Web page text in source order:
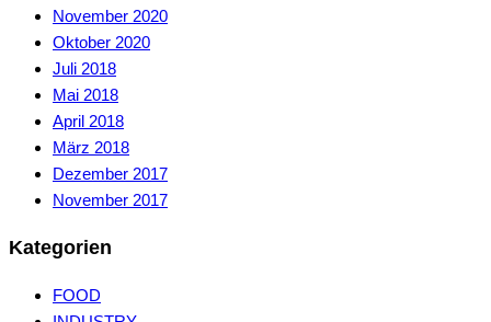
November 2020
Oktober 2020
Juli 2018
Mai 2018
April 2018
März 2018
Dezember 2017
November 2017
Kategorien
FOOD